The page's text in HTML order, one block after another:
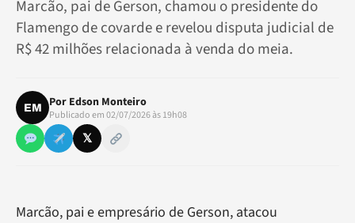
Marcão, pai de Gerson, chamou o presidente do
Flamengo de covarde e revelou disputa judicial de
R$ 42 milhões relacionada à venda do meia.
EM Por Edson Monteiro
Publicado em 02/07/2026 às 19h08
𝕏
Marcão, pai e empresário de Gerson, atacou